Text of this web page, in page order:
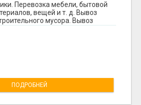
Перевозка мебели, бытовой
вещей и т. д. Вывоз
мусора. Вывоз
ПОДРОБНЕЙ